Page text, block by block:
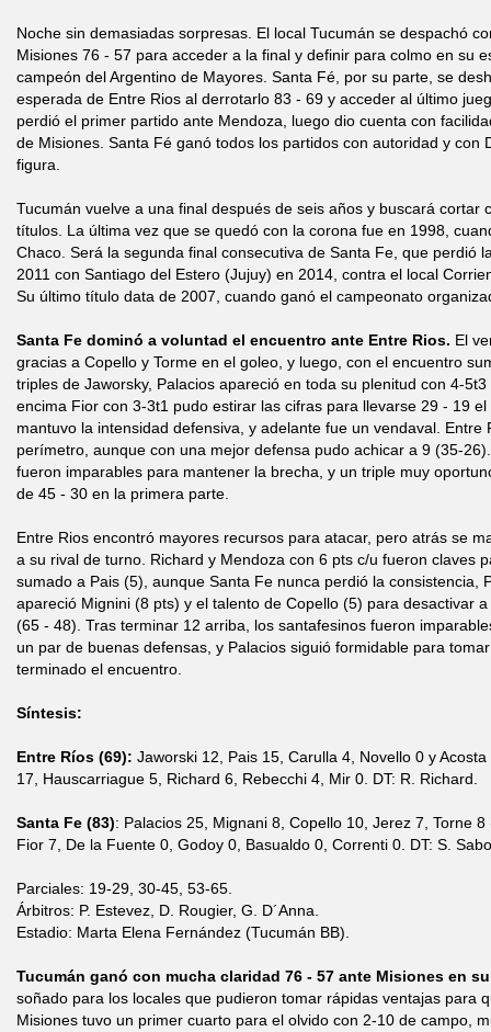
Noche sin demasiadas sorpresas. El local Tucumán se despachó
Misiones 76 - 57 para acceder a la final y definir para colmo en su
campeón del Argentino de Mayores. Santa Fé, por su parte, se
esperada de Entre Rios al derrotarlo 83 - 69 y acceder al último
perdió el primer partido ante Mendoza, luego dio cuenta con
de Misiones. Santa Fé ganó todos los partidos con autoridad y con
figura.
Tucumán vuelve a una final después de seis años y buscará cortar
títulos. La última vez que se quedó con la corona fue en 1998,
Chaco. Será la segunda final consecutiva de Santa Fe, que perdió
2011 con Santiago del Estero (Jujuy) en 2014, contra el local
Su último título data de 2007, cuando ganó el campeonato
Santa Fe dominó a voluntad el encuentro ante Entre Rios. El
gracias a Copello y Torme en el goleo, y luego, con el encuentro
triples de Jaworsky, Palacios apareció en toda su plenitud con 4-
encima Fior con 3-3t1 pudo estirar las cifras para llevarse 29 - 19
mantuvo la intensidad defensiva, y adelante fue un vendaval. Entre
perímetro, aunque con una mejor defensa pudo achicar a 9 (35-
fueron imparables para mantener la brecha, y un triple muy
de 45 - 30 en la primera parte.
Entre Rios encontró mayores recursos para atacar, pero atrás se
a su rival de turno. Richard y Mendoza con 6 pts c/u fueron claves
sumado a Pais (5), aunque Santa Fe nunca perdió la consistencia,
apareció Mignini (8 pts) y el talento de Copello (5) para desactivar
(65 - 48). Tras terminar 12 arriba, los santafesinos fueron
un par de buenas defensas, y Palacios siguió formidable para
terminado el encuentro.
Síntesis:
Entre Ríos (69): Jaworski 12, Pais 15, Carulla 4, Novello 0 y
17, Hauscarriague 5, Richard 6, Rebecchi 4, Mir 0. DT: R. Richard.
Santa Fe (83): Palacios 25, Mignani 8, Copello 10, Jerez 7, Torne
Fior 7, De la Fuente 0, Godoy 0, Basualdo 0, Correnti 0. DT: S.
Parciales: 19-29, 30-45, 53-65.
Árbitros: P. Estevez, D. Rougier, G. D´Anna.
Estadio: Marta Elena Fernández (Tucumán BB).
Tucumán ganó con mucha claridad 76 - 57 ante Misiones en
soñado para los locales que pudieron tomar rápidas ventajas para
Misiones tuvo un primer cuarto para el olvido con 2-10 de campo,